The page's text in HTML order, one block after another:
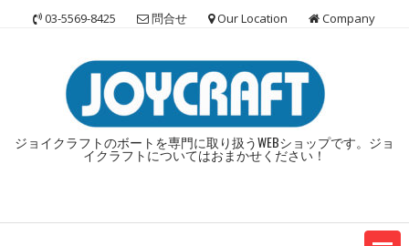
03-5569-8425 問合せ Our Location Company
ジョイクラフトのボートを専門に取り扱うWEBショップです。ジョ
イクラフトについてはおまかせください！